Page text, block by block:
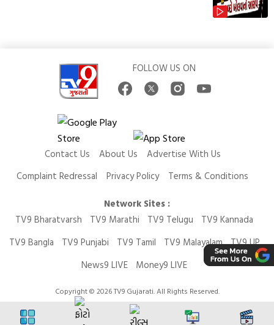
FOLLOW US ON
Contact Us About Us
Advertise With Us
Complaint Redressal
Privacy Policy
Terms & Conditions
Network Sites :
TV9 Bharatvarsh
TV9 Marathi TV9 Telugu
TV9 Kannada
TV9 Bangla
TV9 Punjabi TV9 Tamil TV9 Malayalam TV9 UP
News9 LIVE
Money9 LIVE
Copyright © 2026 TV9 Gujarati. All Rights Reserved.